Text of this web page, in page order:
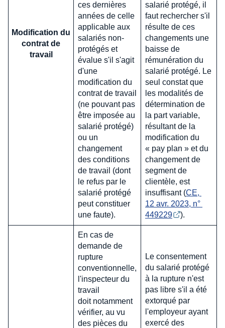
Modification du
contrat de
travail
ces dernières
années de celle
applicable aux
salariés non-
protégés et
évalue s'il s'agit
d'une
modification du
contrat de travail
(ne pouvant pas
être imposée au
salarié protégé)
ou un
changement
des conditions
de travail (dont
le refus par le
salarié protégé
peut constituer
une faute).
salarié protégé, il
faut rechercher s'il
résulte de ces
changements une
baisse de
rémunération du
salarié protégé. Le
seul constat que
les modalités de
détermination de
la part variable,
résultant de la
modification du
« pay plan » et du
changement de
segment de
clientèle, est
insuffisant (CE,
12 avr. 2023, n°
449229
).
En cas de
demande de
rupture
conventionnelle,
l'inspecteur du
travail
doit notamment
vérifier, au vu
des pièces du
Le consentement
du salarié protégé
à la rupture n'est
pas libre s'il a été
extorqué par
l'employeur ayant
exercé des